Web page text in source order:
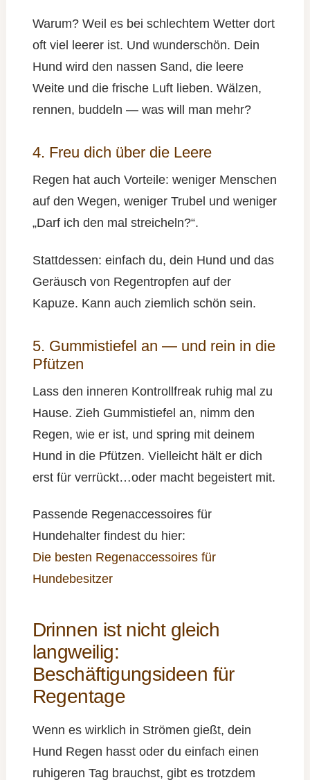
Warum? Weil es bei schlechtem Wetter dort
oft viel leerer ist. Und wunderschön. Dein
Hund wird den nassen Sand, die leere
Weite und die frische Luft lieben. Wälzen,
rennen, buddeln — was will man mehr?
4. Freu dich über die Leere
Regen hat auch Vorteile: weniger Menschen
auf den Wegen, weniger Trubel und weniger
„Darf ich den mal streicheln?“.
Stattdessen: einfach du, dein Hund und das
Geräusch von Regentropfen auf der
Kapuze. Kann auch ziemlich schön sein.
5. Gummistiefel an — und rein in die
Pfützen
Lass den inneren Kontrollfreak ruhig mal zu
Hause. Zieh Gummistiefel an, nimm den
Regen, wie er ist, und spring mit deinem
Hund in die Pfützen. Vielleicht hält er dich
erst für verrückt…oder macht begeistert mit.
Passende Regenaccessoires für
Hundehalter findest du hier:
Die besten Regenaccessoires für
Hundebesitzer
Drinnen ist nicht gleich
langweilig:
Beschäftigungsideen für
Regentage
Wenn es wirklich in Strömen gießt, dein
Hund Regen hasst oder du einfach einen
ruhigeren Tag brauchst, gibt es trotzdem